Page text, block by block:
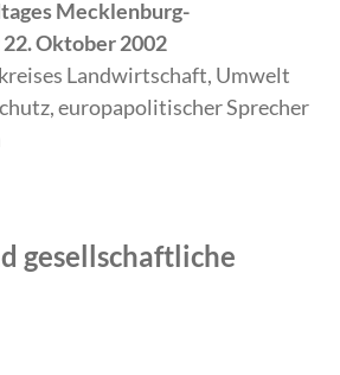
Mecklenburg-
Oktober 2002
Landwirtschaft, Umwelt
europa­politischer Sprecher
gesellschaftliche